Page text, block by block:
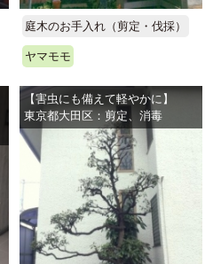
庭木のお手入れ（剪定・伐採）
ヤマモモ
【害虫にも備えて軽やかに】
東京都大田区：剪定、消毒